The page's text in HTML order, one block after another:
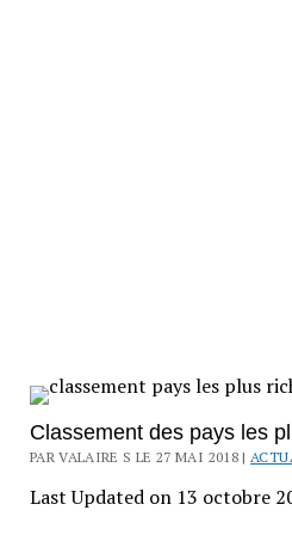
Classement des pays les
PAR VALAIRE S LE 27 MAI 2018 |
Last Updated on 13 octobre